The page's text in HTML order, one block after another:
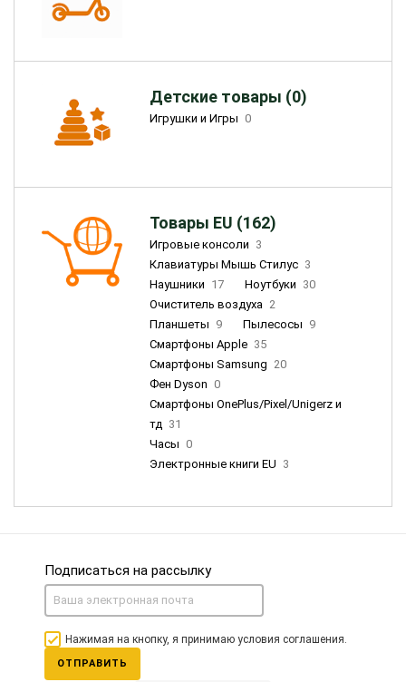
Детские товары (0)
Игрушки и Игры 0
Товары EU (162)
Игровые консоли 3
Клавиатуры Мышь Стилус 3
Наушники 17 Ноутбуки 30
Очиститель воздуха 2
Планшеты 9 Пылесосы 9
Смартфоны Apple 35
Смартфоны Samsung 20
Фен Dyson 0
Смартфоны OnePlus/Pixel/Unigerz и
тд 31
Часы 0
Электронные книги EU 3
Подписаться на рассылку
Нажимая на кнопку, я принимаю условия соглашения.
ОТПРАВИТЬ